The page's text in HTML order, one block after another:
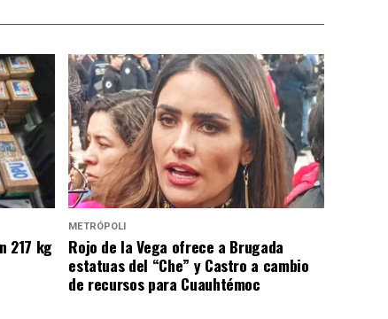
217 kg
METRÓPOLI
Rojo de la Vega ofrece a Brugada
estatuas del “Che” y Castro a cambio
de recursos para Cuauhtémoc